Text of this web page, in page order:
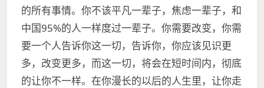
的所有事情。你不该平凡一辈子，焦虑一辈子，和
中国95%的人一样度过一辈子。你需要改变，你需
要一个人告诉你这一切，告诉你，你应该见识更
多，改变更多，而这一切，将会在短时间内，彻底
的让你不一样。在你漫长的以后的人生里，让你走